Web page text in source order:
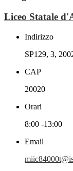
Liceo Statale
Indirizzo
SP129, 3,
CAP
20020
Orari
8:00 -13:00
Email